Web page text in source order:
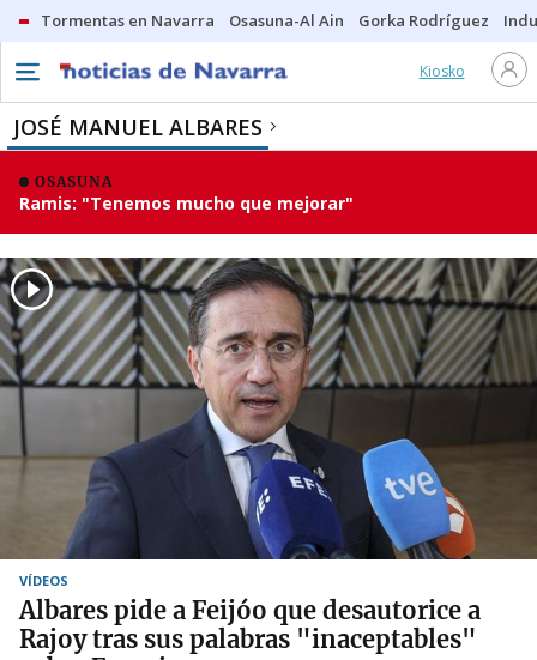
Tormentas en Navarra Osasuna-Al Ain Gorka Rodríguez
Kiosko
JOSÉ MANUEL ALBARES
OSASUNA
Ramis: "Tenemos mucho que mejorar"
VÍDEOS
Albares pide a Feijóo que desautorice a
Rajoy tras sus palabras "inaceptables"